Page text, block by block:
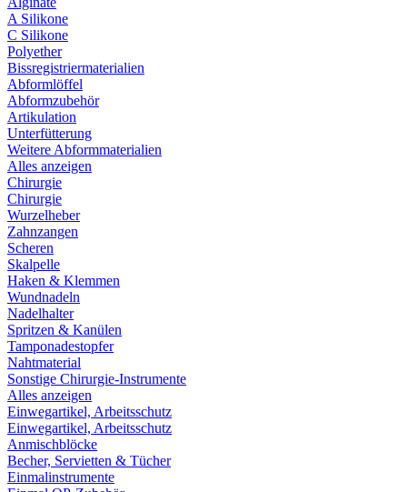
A Silikone
C Silikone
Polyether
Bissregistriermaterialien
Abformlöffel
Abformzubehör
Artikulation
Unterfütterung
Weitere Abformmaterialien
Alles anzeigen
Chirurgie
Chirurgie
Wurzelheber
Zahnzangen
Scheren
Skalpelle
Haken & Klemmen
Wundnadeln
Nadelhalter
Spritzen & Kanülen
Tamponadestopfer
Nahtmaterial
Sonstige Chirurgie-Instrumente
Alles anzeigen
Einwegartikel, Arbeitsschutz
Einwegartikel, Arbeitsschutz
Anmischblöcke
Becher, Servietten & Tücher
Einmalinstrumente